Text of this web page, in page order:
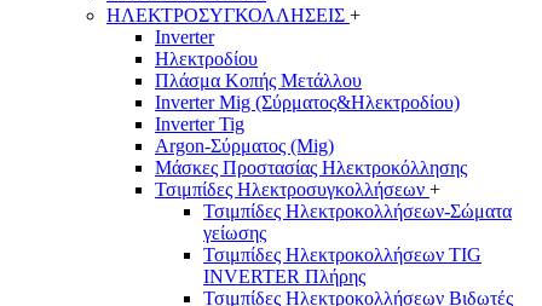
ΗΛΕΚΤΡΟΣΥΓΚΟΛΛΗΣΕΙΣ +
Inverter
Ηλεκτροδίου
Πλάσμα Κοπής Μετάλλου
Inverter Mig (Σύρματος&Ηλεκτροδίου)
Inverter Tig
Argon-Σύρματος (Mig)
Μάσκες Προστασίας Ηλεκτροκόλλησης
Τσιμπίδες Ηλεκτροσυγκολλήσεων +
Τσιμπίδες Ηλεκτροκολλήσεων-Σώματα
γείωσης
Τσιμπίδες Ηλεκτροκολλήσεων TIG
INVERTER Πλήρης
Τσιμπίδες Ηλεκτροκολλήσεων Βιδωτές